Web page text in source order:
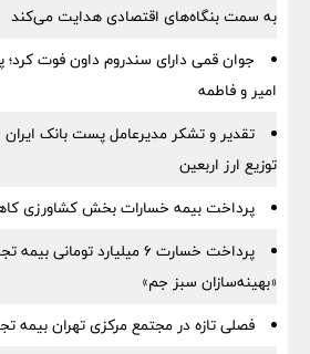
به سمت بنگاه‌های اقتصادی هدایت می‌کند
جوان قمی دارای سندروم داون فوت کرد؛
امیر و فاطمه
تقدیر و تشکر مدیرعامل پست بانک ایران
توزیع ارز اربعین
پرداخت بیمه خسارات بخش کشاورزی
پرداخت خسارت ۶ میلیارد
«بهینه‌سازان سبز جم»
فصلی تازه در مجتمع مرکزی تهران بیمه